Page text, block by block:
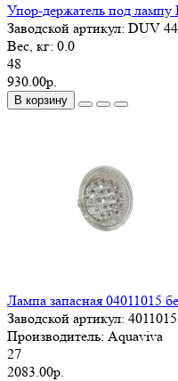
Упор-держатель под
Заводской артикул: DUV
Вес, кг: 0.0
48
930.00р.
В корзину
Лампа запасная 04011015
Заводской артикул: 4011015
Производитель: Aquaviva
27
2083.00р.